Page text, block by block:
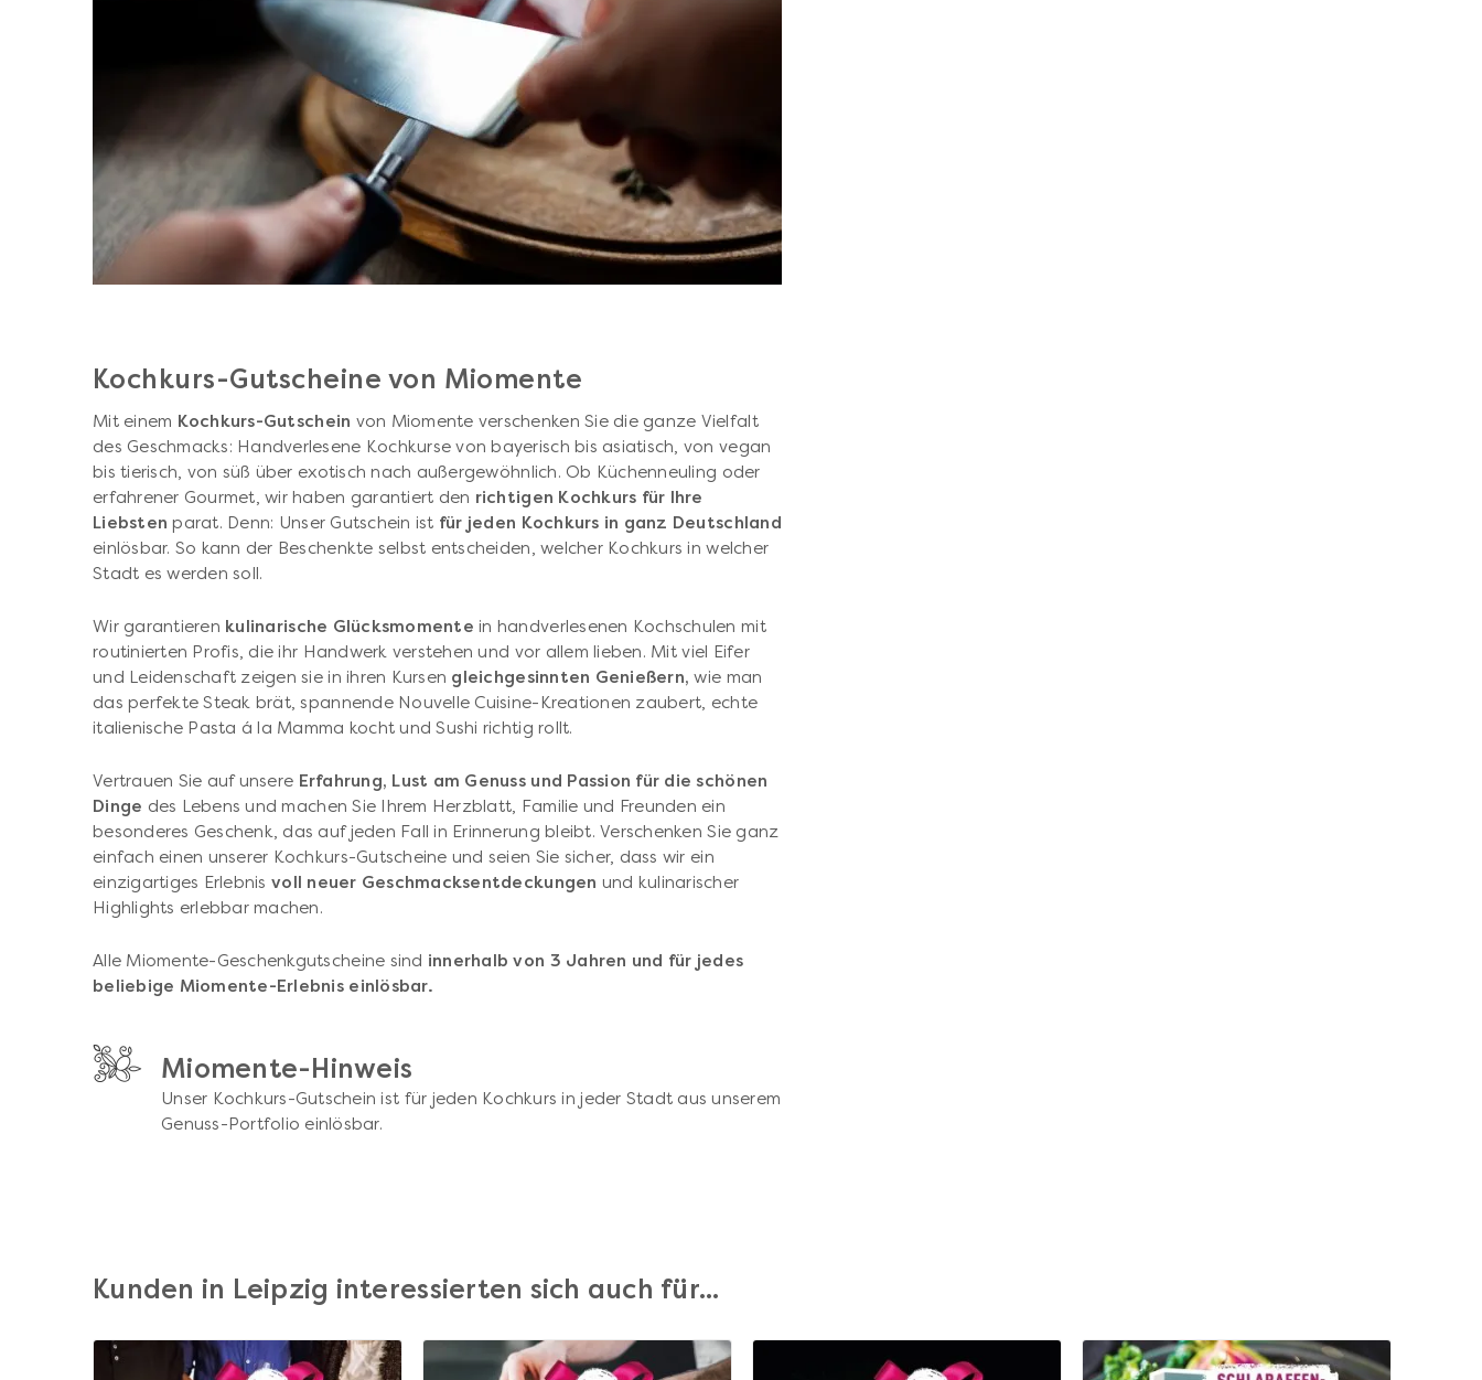
Kochkurs-Gutscheine von Miomente
Mit einem Kochkurs-Gutschein von Miomente verschenken Sie die ganze Vielfalt
des Geschmacks: Handverlesene Kochkurse von bayerisch bis asiatisch, von vegan
bis tierisch, von süß über exotisch nach außergewöhnlich. Ob Küchenneuling oder
erfahrener Gourmet, wir haben garantiert den richtigen Kochkurs für Ihre
Liebsten parat. Denn: Unser Gutschein ist für jeden Kochkurs in ganz Deutschland
einlösbar. So kann der Beschenkte selbst entscheiden, welcher Kochkurs in welcher
Stadt es werden soll.
Wir garantieren kulinarische Glücksmomente in handverlesenen Kochschulen mit
routinierten Profis, die ihr Handwerk verstehen und vor allem lieben. Mit viel Eifer
und Leidenschaft zeigen sie in ihren Kursen gleichgesinnten Genießern,wie man
das perfekte Steak brät, spannende Nouvelle Cuisine-Kreationen zaubert, echte
italienische Pasta á la Mamma kocht und Sushi richtig rollt.
Vertrauen Sie auf unsere Erfahrung, Lust am Genuss und Passion für die schönen
Dinge des Lebens und machen Sie Ihrem Herzblatt, Familie und Freunden ein
besonderes Geschenk, das auf jeden Fall in Erinnerung bleibt. Verschenken Sie ganz
einfach einen unserer Kochkurs-Gutscheine und seien Sie sicher, dass wir ein
einzigartiges Erlebnis voll neuer Geschmacksentdeckungen und kulinarischer
Highlights erlebbar machen.
Alle Miomente-Geschenkgutscheine sind innerhalb von 3 Jahren und für jedes
beliebige Miomente-Erlebnis einlösbar.
Miomente-Hinweis
Unser Kochkurs-Gutschein ist für jeden Kochkurs in jeder Stadt aus unserem
Genuss-Portfolio einlösbar.
Kunden in Leipzig interessierten sich auch für...